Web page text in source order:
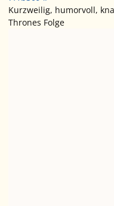
Kurzweilig, humorvoll,
Thrones Folge